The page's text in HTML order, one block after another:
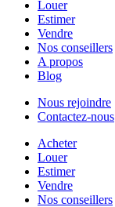
Louer
Estimer
Vendre
Nos conseillers
A propos
Blog
Nous rejoindre
Contactez-nous
Acheter
Louer
Estimer
Vendre
Nos conseillers